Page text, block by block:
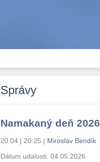
Správy
Namakaný deň 2026
20.04 | 20:25 | Miroslav Bendík
Dátum udalosti:04.05.2026